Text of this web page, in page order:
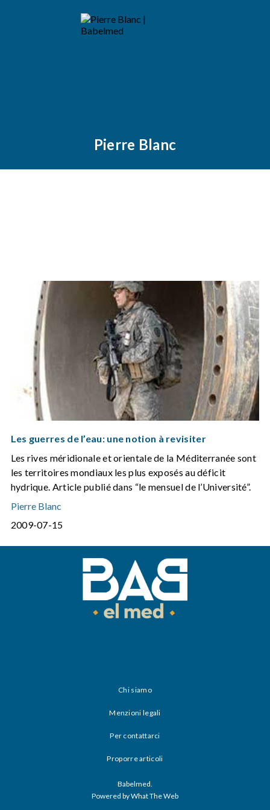
Pierre Blanc
Les guerres de l’eau: une notion à revisiter
Les rives méridionale et orientale de la Méditerranée sont
les territoires mondiaux les plus exposés au déficit
hydrique. Article publié dans “le mensuel de l’Université”.
Pierre Blanc
2009-07-15
Chi siamo
Menzioni legali
Per contattarci
Proporre articoli
Babelmed.
Powered by What The Web